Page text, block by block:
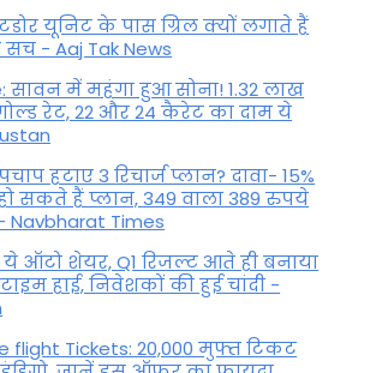
2023: करवा चौथ
ये खास उपाय, घर में
की बरसात
2023
यूनिट के पास ग्रिल क्यों लगाते हैं
- Aaj Tak News
सावन में महंगा हुआ सोना! 1.32 लाख
रेट, 22 और 24 कैरेट का दाम ये
हटाए 3 रिचार्ज प्लान? दावा- 15%
सकते हैं प्लान, 349 वाला 389 रुपये
Times
ये ऑटो शेयर, Q1 रिजल्ट आते ही बनाया
हाई, निवेशकों की हुई चांदी -
flight Tickets: 20,000 मुफ्त टिकट